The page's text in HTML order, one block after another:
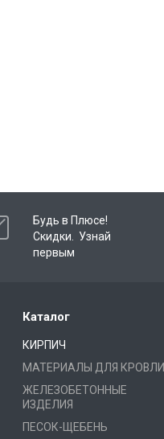
Будь в Плюсе!
Скидки. Узнай
первым
Каталог
КИРПИЧ
МАТЕРИАЛЫ ДЛЯ КРОВЛИ
ЖЕЛЕЗОБЕТОННЫЕ
ИЗДЕЛИЯ
ПЕСОК-ЩЕБЕНЬ